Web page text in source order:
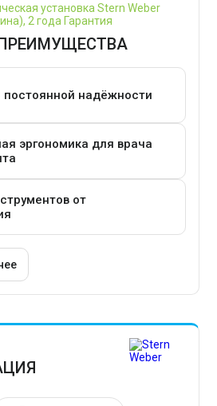
установка Stern Weber
2 года Гарантия
постоянной надёжности
эргономика для врача
от